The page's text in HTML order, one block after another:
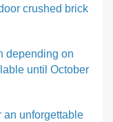
crushed brick
depending on
until October
an unforgettable